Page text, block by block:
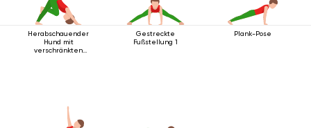
Herabschauender
Hund mit
verschränkten
Gestreckte
Fußstellung 1
Plank-Pose